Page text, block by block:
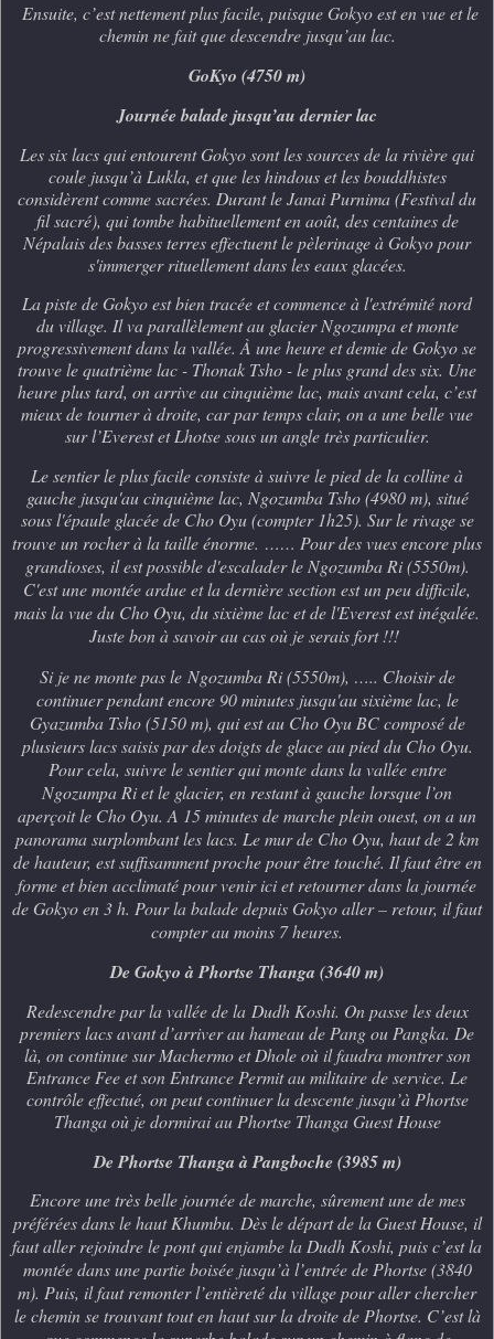
Ensuite, c’est nettement plus facile, puisque Gokyo est en vue et le
chemin ne fait que descendre jusqu’au lac.
GoKyo (4750 m)
Journée balade jusqu’au dernier lac
Les six lacs qui entourent Gokyo sont les sources de la rivière qui
coule jusqu’à Lukla, et que les hindous et les bouddhistes
considèrent comme sacrées. Durant le Janai Purnima (Festival du
fil sacré), qui tombe habituellement en août, des centaines de
Népalais des basses terres effectuent le pèlerinage à Gokyo pour
s'immerger rituellement dans les eaux glacées.
La piste de Gokyo est bien tracée et commence à l'extrémité nord
du village. Il va parallèlement au glacier Ngozumpa et monte
progressivement dans la vallée. À une heure et demie de Gokyo se
trouve le quatrième lac - Thonak Tsho - le plus grand des six. Une
heure plus tard, on arrive au cinquième lac, mais avant cela, c’est
mieux de tourner à droite, car par temps clair, on a une belle vue
sur l’Everest et Lhotse sous un angle très particulier.
Le sentier le plus facile consiste à suivre le pied de la colline à
gauche jusqu'au cinquième lac, Ngozumba Tsho (4980 m), situé
sous l'épaule glacée de Cho Oyu (compter 1h25). Sur le rivage se
trouve un rocher à la taille énorme. …… Pour des vues encore plus
grandioses, il est possible d'escalader le Ngozumba Ri (5550m).
C'est une montée ardue et la dernière section est un peu difficile,
mais la vue du Cho Oyu, du sixième lac et de l'Everest est inégalée.
Juste bon à savoir au cas où je serais fort !!!
Si je ne monte pas le Ngozumba Ri (5550m), ….. Choisir de
continuer pendant encore 90 minutes jusqu'au sixième lac, le
Gyazumba Tsho (5150 m), qui est au Cho Oyu BC composé de
plusieurs lacs saisis par des doigts de glace au pied du Cho Oyu.
Pour cela, suivre le sentier qui monte dans la vallée entre
Ngozumpa Ri et le glacier, en restant à gauche lorsque l’on
aperçoit le Cho Oyu. A 15 minutes de marche plein ouest, on a un
panorama surplombant les lacs. Le mur de Cho Oyu, haut de 2 km
de hauteur, est suffisamment proche pour être touché. Il faut être en
forme et bien acclimaté pour venir ici et retourner dans la journée
de Gokyo en 3 h. Pour la balade depuis Gokyo aller – retour, il faut
compter au moins 7 heures.
De Gokyo à Phortse Thanga (3640 m)
Redescendre par la vallée de la Dudh Koshi. On passe les deux
premiers lacs avant d’arriver au hameau de Pang ou Pangka. De
là, on continue sur Machermo et Dhole où il faudra montrer son
Entrance Fee et son Entrance Permit au militaire de service. Le
contrôle effectué, on peut continuer la descente jusqu’à Phortse
Thanga où je dormirai au Phortse Thanga Guest House
De Phortse Thanga à Pangboche (3985 m)
Encore une très belle journée de marche, sûrement une de mes
préférées dans le haut Khumbu. Dès le départ de la Guest House, il
faut aller rejoindre le pont qui enjambe la Dudh Koshi, puis c’est la
montée dans une partie boisée jusqu’à l’entrée de Phortse (3840
m). Puis, il faut remonter l’entièreté du village pour aller chercher
le chemin se trouvant tout en haut sur la droite de Phortse. C’est là